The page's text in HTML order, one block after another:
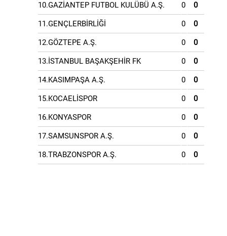
10.GAZİANTEP FUTBOL KULÜBÜ A.Ş. 0 0
11.GENÇLERBİRLİĞİ 0 0
12.GÖZTEPE A.Ş. 0 0
13.İSTANBUL BAŞAKŞEHİR FK 0 0
14.KASIMPAŞA A.Ş. 0 0
15.KOCAELİSPOR 0 0
16.KONYASPOR 0 0
17.SAMSUNSPOR A.Ş. 0 0
18.TRABZONSPOR A.Ş. 0 0